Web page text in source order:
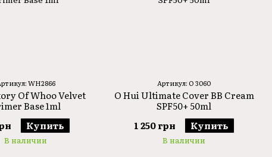
WH2866
Of Whoo Velvet
Base 1ml
Купить
В наличии
Артикул: O 3060
O Hui Ultimate Cover BB Cream
SPF50+ 50ml
1 250 грн
Купить
В наличии